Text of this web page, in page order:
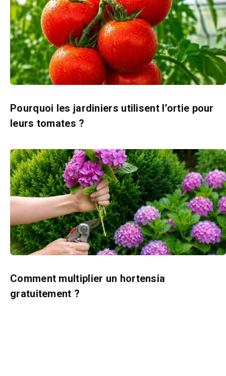
Pourquoi les jardiniers utilisent l’ortie pour
leurs tomates ?
Comment multiplier un hortensia
gratuitement ?